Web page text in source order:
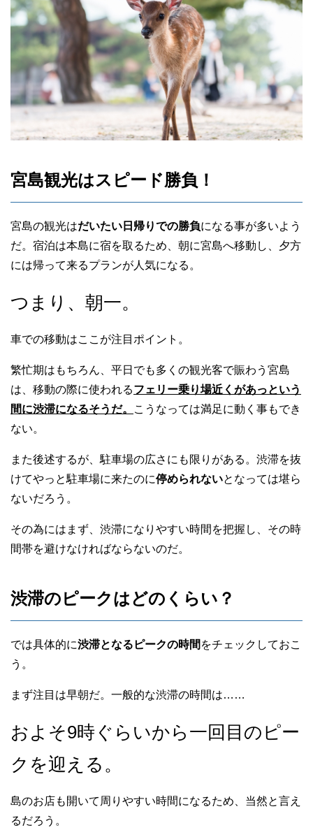
宮島観光はスピード勝負！
宮島の観光はだいたい日帰りでの勝負になる事が多いよう
だ。宿泊は本島に宿を取るため、朝に宮島へ移動し、夕方
には帰って来るプランが人気になる。
つまり、朝一。
車での移動はここが注目ポイント。
繁忙期はもちろん、平日でも多くの観光客で賑わう宮島
は、移動の際に使われるフェリー乗り場近くがあっという
間に渋滞になるそうだ。
こうなっては満足に動く事もでき
ない。
また後述するが、駐車場の広さにも限りがある。渋滞を抜
けてやっと駐車場に来たのに停められないとなっては堪ら
ないだろう。
その為にはまず、渋滞になりやすい時間を把握し、その時
間帯を避けなければならないのだ。
渋滞のピークはどのくらい？
では具体的に渋滞となるピークの時間 をチェックしておこ
う。
まず注目は早朝だ。一般的な渋滞の時間は……
およそ9時ぐらいから一回目のピー
クを迎える。
島のお店も開いて周りやすい時間になるため、当然と言え
るだろう。